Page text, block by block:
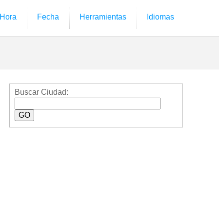
Hora Fecha Herramientas Idiomas
Buscar Ciudad: